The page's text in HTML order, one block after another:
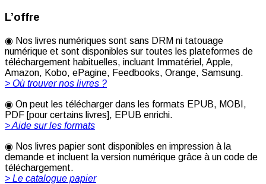
L’offre
◉ Nos livres numériques sont sans DRM ni tatouage
numérique et sont disponibles sur toutes les plateformes de
téléchargement habituelles, incluant Immatériel, Apple,
Amazon, Kobo, ePagine, Feedbooks, Orange, Samsung.
> Où trouver nos livres ?
◉ On peut les télécharger dans les formats EPUB, MOBI,
PDF [pour certains livres], EPUB enrichi.
> Aide sur les formats
◉ Nos livres papier sont disponibles en impression à la
demande et incluent la version numérique grâce à un code de
téléchargement.
> Le catalogue papier